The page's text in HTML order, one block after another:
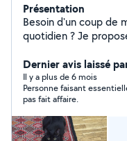
Présentation
Besoin d'un coup de
quotidien ? Je
soit du rangement,
petit bricolage ou
informatiques, je
également un très
domicile, avec des
aussi pour des tâches
Dernier avis laissé
Il y a plus de 6 mois
Personne faisant
pas fait affaire.